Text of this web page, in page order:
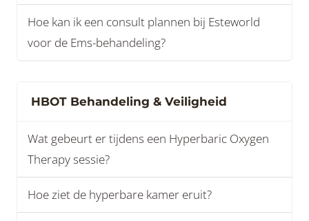
Hoe kan ik een consult plannen bij Esteworld
voor de Ems-behandeling?
HBOT Behandeling & Veiligheid
Wat gebeurt er tijdens een Hyperbaric Oxygen
Therapy sessie?
Hoe ziet de hyperbare kamer eruit?